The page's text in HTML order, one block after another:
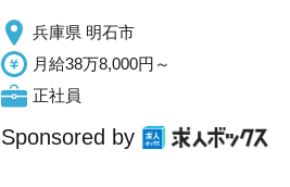
兵庫県 明石市
月給38万8,000円～
正社員
Sponsored by